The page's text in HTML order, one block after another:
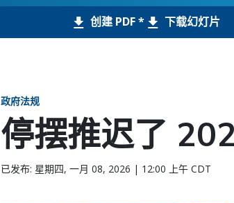
创建 PDF * 下载幻灯片
政府法规
停摆推迟了
已发布: 星期四, 一月 08, 2026 | 12:00 上午 CDT